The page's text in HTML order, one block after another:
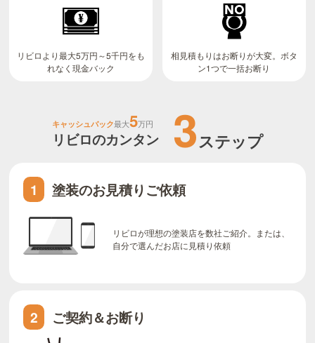
リビロより最大5万円～5千円をも
れなく現金バック
相見積もりはお断りが大変。ボタ
ン1つで一括お断り
キャッシュバック最大5万円
リビロのカンタン 3ステップ
1 塗装のお見積りご依頼
リビロが理想の塗装店を数社ご紹介。または、
自分で選んだお店に見積り依頼
2 ご契約＆お断り